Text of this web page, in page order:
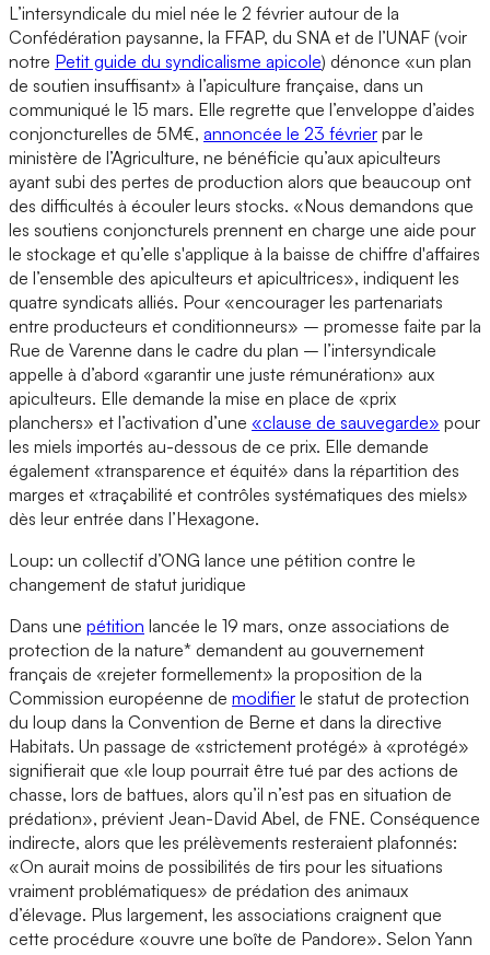
L’intersyndicale du miel née le 2 février autour de la
Confédération paysanne, la FFAP, du SNA et de l’UNAF (voir
notre Petit guide du syndicalisme apicole) dénonce «un plan
de soutien insuffisant» à l’apiculture française, dans un
communiqué le 15 mars. Elle regrette que l’enveloppe d’aides
conjoncturelles de 5M€, annoncée le 23 février par le
ministère de l’Agriculture, ne bénéficie qu’aux apiculteurs
ayant subi des pertes de production alors que beaucoup ont
des difficultés à écouler leurs stocks. «Nous demandons que
les soutiens conjoncturels prennent en charge une aide pour
le stockage et qu’elle s'applique à la baisse de chiffre d'affaires
de l’ensemble des apiculteurs et apicultrices», indiquent les
quatre syndicats alliés. Pour «encourager les partenariats
entre producteurs et conditionneurs» – promesse faite par la
Rue de Varenne dans le cadre du plan – l’intersyndicale
appelle à d’abord «garantir une juste rémunération» aux
apiculteurs. Elle demande la mise en place de «prix
planchers» et l’activation d’une «clause de sauvegarde» pour
les miels importés au-dessous de ce prix. Elle demande
également «transparence et équité» dans la répartition des
marges et «traçabilité et contrôles systématiques des miels»
dès leur entrée dans l’Hexagone.
Loup: un collectif d’ONG lance une pétition contre le
changement de statut juridique
Dans une pétition lancée le 19 mars, onze associations de
protection de la nature* demandent au gouvernement
français de «rejeter formellement» la proposition de la
Commission européenne de modifier le statut de protection
du loup dans la Convention de Berne et dans la directive
Habitats. Un passage de «strictement protégé» à «protégé»
signifierait que «le loup pourrait être tué par des actions de
chasse, lors de battues, alors qu’il n’est pas en situation de
prédation», prévient Jean-David Abel, de FNE. Conséquence
indirecte, alors que les prélèvements resteraient plafonnés:
«On aurait moins de possibilités de tirs pour les situations
vraiment problématiques» de prédation des animaux
d’élevage. Plus largement, les associations craignent que
cette procédure «ouvre une boîte de Pandore». Selon Yann